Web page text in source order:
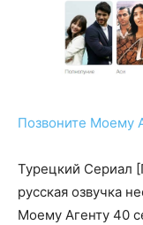
Позвоните Моему
Турецкий Сериал
русская озвучка
Моему Агенту 40